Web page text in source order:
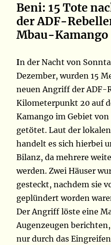
Beni: 15 Tote
der ADF-
Mbau-Kamango
In der Nacht von
Dezember, wurden 15
neuen Angriff der ADF-
Kilometerpunkt 20 auf
Kamango im Gebiet
getötet. Laut der
handelt es sich hierbei
Bilanz, da mehrere
werden. Zwei Häuser
gesteckt, nachdem sie
geplündert worden
Der Angriff löste eine
Augenzeugen
nur durch das